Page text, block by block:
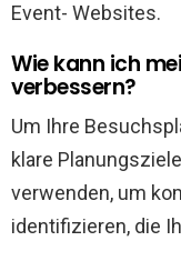
Event- Websites.
Wie kann ich
verbessern?
Um Ihre
klare
verwenden, um
identifizieren, die